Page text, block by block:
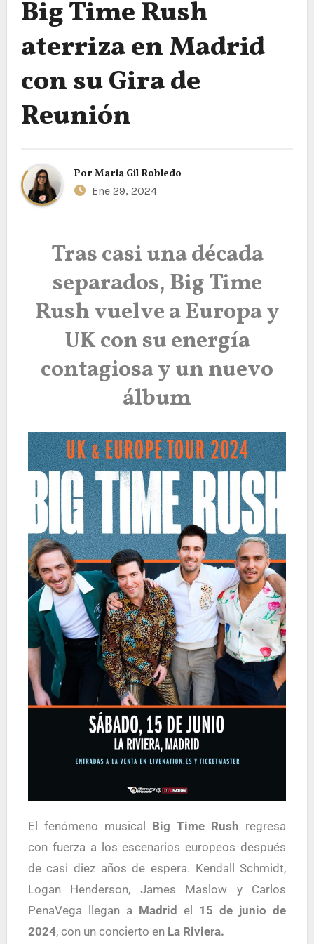
Big Time Rush
aterriza en Madrid
con su Gira de
Reunión
Por Maria Gil Robledo
Ene 29, 2024
Tras casi una década
separados, Big Time
Rush vuelve a Europa y
UK con su energía
contagiosa y un nuevo
álbum
El fenómeno musical Big Time Rush regresa
con fuerza a los escenarios europeos después
de casi diez años de espera. Kendall Schmidt,
Logan Henderson, James Maslow y Carlos
PenaVega llegan a Madrid el 15 de junio de
2024, con un concierto en La Riviera.